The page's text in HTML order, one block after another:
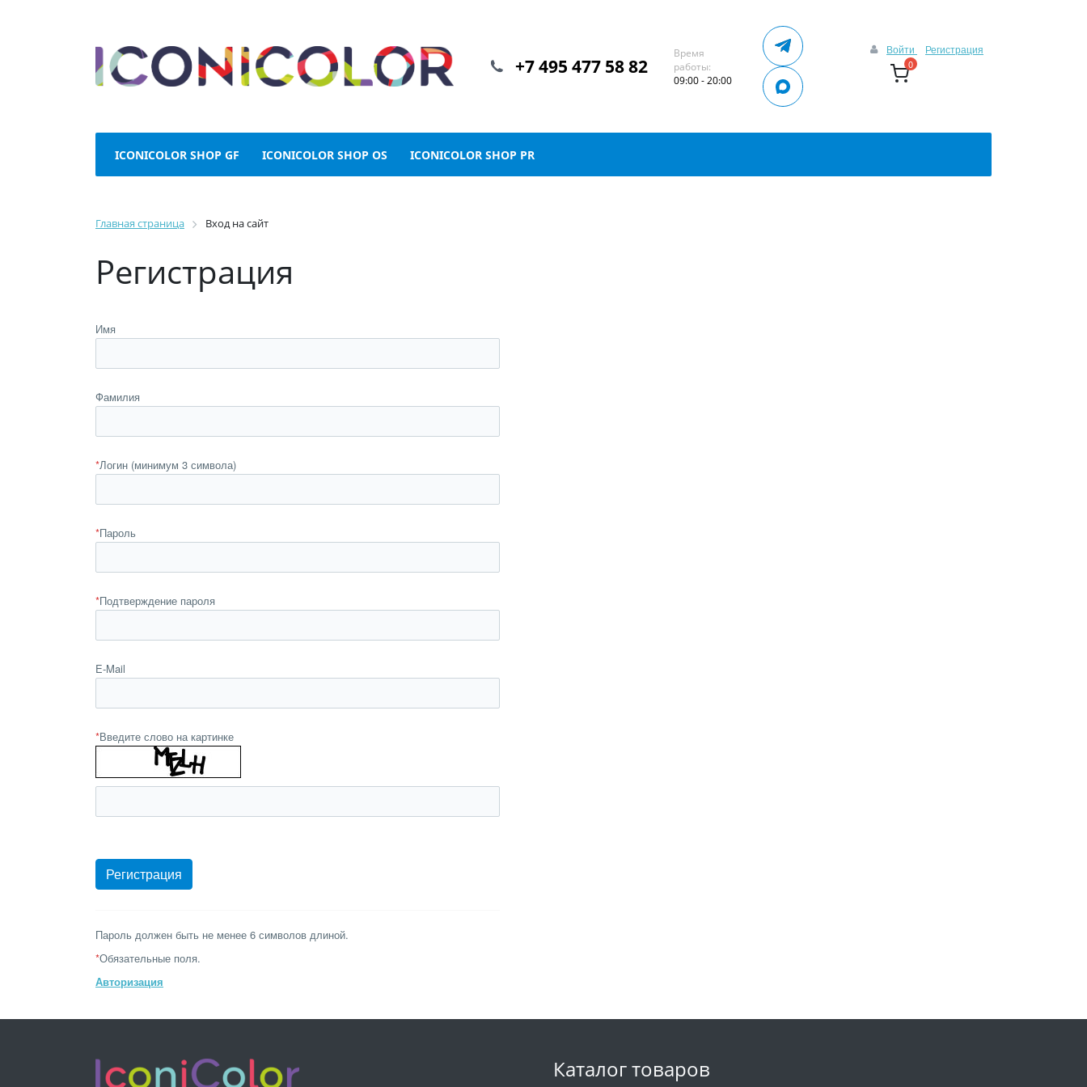
Войти Регистрация
0
+7 495 477 58 82
Время
работы:
09:00 - 20:00
ICONICOLOR SHOP GF ICONICOLOR SHOP OS ICONICOLOR SHOP PR
Главная страница Вход на сайт
Регистрация
Имя
Фамилия
*Логин (минимум 3 символа)
*Пароль
*Подтверждение пароля
E-Mail
*Введите слово на картинке
Пароль должен быть не менее 6 символов длиной.
*Обязательные поля.
Авторизация
Каталог товаров